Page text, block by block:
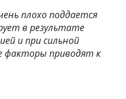
плохо поддается
в результате
и при сильной
факторы приводят к